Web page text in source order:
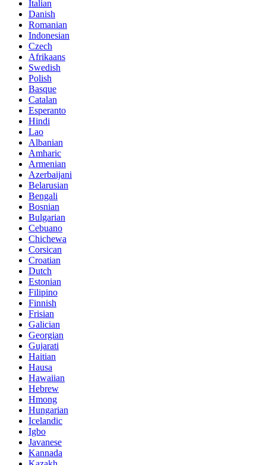
Italian
Danish
Romanian
Indonesian
Czech
Afrikaans
Swedish
Polish
Basque
Catalan
Esperanto
Hindi
Lao
Albanian
Amharic
Armenian
Azerbaijani
Belarusian
Bengali
Bosnian
Bulgarian
Cebuano
Chichewa
Corsican
Croatian
Dutch
Estonian
Filipino
Finnish
Frisian
Galician
Georgian
Gujarati
Haitian
Hausa
Hawaiian
Hebrew
Hmong
Hungarian
Icelandic
Igbo
Javanese
Kannada